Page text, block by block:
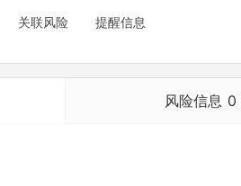
关联风险 提醒信息
风险信息 0